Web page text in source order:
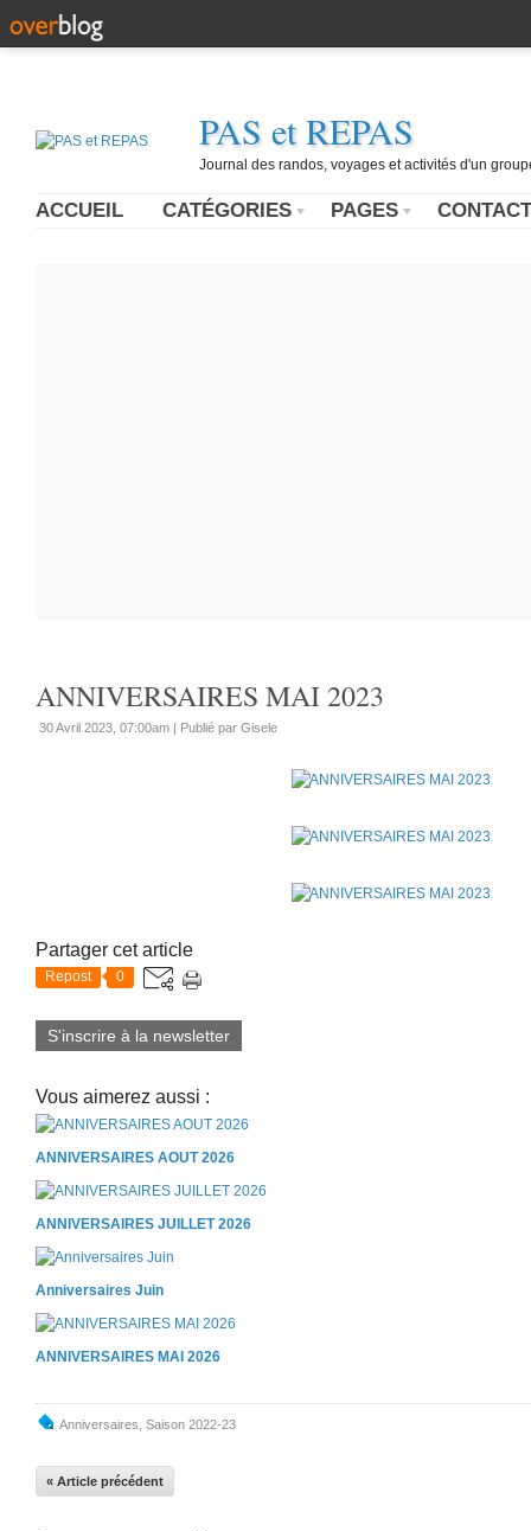
PAS et REPAS
Journal des randos, voyages et activités d'un
ACCUEIL CATÉGORIES PAGES CONTACT
ANNIVERSAIRES MAI 2023
30 Avril 2023, 07:00am | Publié par Gisele
Partager cet article
Repost 0
S'inscrire à la newsletter
Vous aimerez aussi :
ANNIVERSAIRES AOUT 2026
ANNIVERSAIRES JUILLET 2026
Anniversaires Juin
ANNIVERSAIRES MAI 2026
Anniversaires Saison 2022-23
« Article précédent